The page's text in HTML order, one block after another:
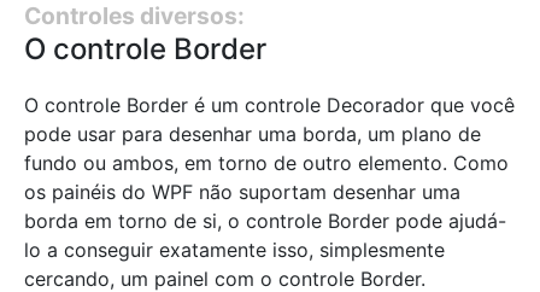
Controles diversos:
O controle Border
O controle Border é um controle Decorador que você
pode usar para desenhar uma borda, um plano de
fundo ou ambos, em torno de outro elemento. Como
os painéis do WPF não suportam desenhar uma
borda em torno de si, o controle Border pode ajudá-
lo a conseguir exatamente isso, simplesmente
cercando, um painel com o controle Border.